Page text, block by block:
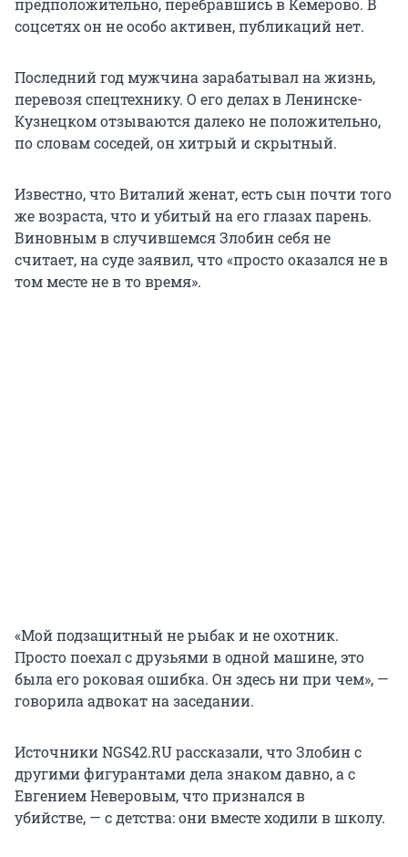
предположительно, перебравшись в Кемерово. В
соцсетях он не особо активен, публикаций нет.
Последний год мужчина зарабатывал на жизнь,
перевозя спецтехнику. О его делах в Ленинске-
Кузнецком отзываются далеко не положительно,
по словам соседей, он хитрый и скрытный.
Известно, что Виталий женат, есть сын почти того
же возраста, что и убитый на его глазах парень.
Виновным в случившемся Злобин себя не
считает, на суде заявил, что «просто оказался не в
том месте не в то время».
«Мой подзащитный не рыбак и не охотник.
Просто поехал с друзьями в одной машине, это
была его роковая ошибка. Он здесь ни при чем», —
говорила адвокат на заседании.
Источники NGS42.RU рассказали, что Злобин с
другими фигурантами дела знаком давно, а с
Евгением Неверовым, что признался в
убийстве, — с детства: они вместе ходили в школу.